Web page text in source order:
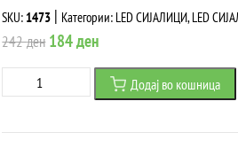
SKU: 1473 | Категории: LED СИЈАЛИЦИ,LED
242ден Original
price
184денCurrent
price
СВЕЌА
C35
Додај во кошница